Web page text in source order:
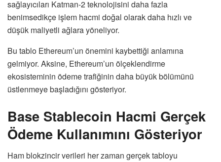
sağlayıcıları Katman-2 teknolojisini daha fazla
benimsedikçe işlem hacmi doğal olarak daha hızlı ve
düşük maliyetli ağlara yöneliyor.
Bu tablo Ethereum’un önemini kaybettiği anlamına
gelmiyor. Aksine, Ethereum’un ölçeklendirme
ekosisteminin ödeme trafiğinin daha büyük bölümünü
üstlenmeye başladığını gösteriyor.
Base Stablecoin Hacmi Gerçek
Ödeme Kullanımını Gösteriyor
Ham blokzincir verileri her zaman gerçek tabloyu